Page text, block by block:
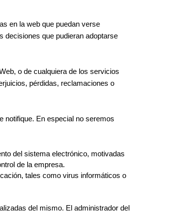
en la web que puedan verse
decisiones que pudieran adoptarse
o de cualquiera de los servicios
pérdidas, reclamaciones o
notifique. En especial no seremos
del sistema electrónico, motivadas
de la empresa.
tales como virus informáticos o
del mismo. El administrador del